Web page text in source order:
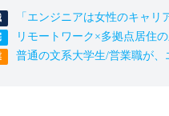
「エンジニアは女性のキャ
リモートワーク×多拠点居住
普通の文系大学生/営業職が